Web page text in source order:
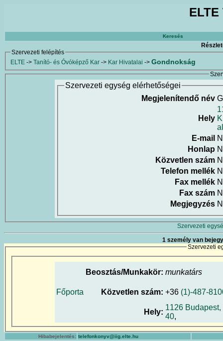
Keresés
Szervezeti felépítés
ELTE -> Tanító- és Óvóképző Kar -> Kar Hivatalai -> Gondnokság
Szervezeti egység elérhetőségei
Megjelenítendő név
Hely
E-mail
Honlap
Közvetlen szám
Telefon mellék
Fax mellék
Fax szám
Megjegyzés
Szervezeti
1 személy van
Szervezeti
Főporta
Beosztás/Munkakör: munkatárs
Közvetlen szám: +36 (1)-487-
Hely:
1126
40,
Hibabejelentés: telefonkonyv@iig.elte.hu